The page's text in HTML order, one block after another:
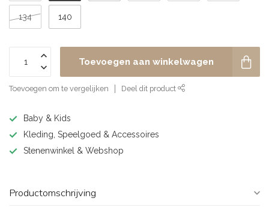
134 140
Toevoegen aan winkelwagen
Toevoegen om te vergelijken Deel dit product
Baby & Kids
Kleding, Speelgoed & Accessoires
Stenenwinkel & Webshop
Productomschrijving